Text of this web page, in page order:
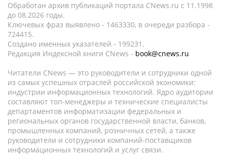
Обработан архив публикаций портала CNews.ru c 11.1998
до 08.2026 годы.
Ключевых фраз выявлено - 1463330, в очереди разбора -
724415.
Создано именных указателей - 199231.
Редакция Индексной книги CNews - book@cnews.ru
Читатели CNews — это руководители и сотрудники одной
из самых успешных отраслей российской экономики:
индустрии информационных технологий. Ядро аудитории
составляют топ-менеджеры и технические специалисты
департаментов информатизации федеральных и
региональных органов государственной власти, банков,
промышленных компаний, розничных сетей, а также
руководители и сотрудники компаний-поставщиков
информационных технологий и услуг связи.